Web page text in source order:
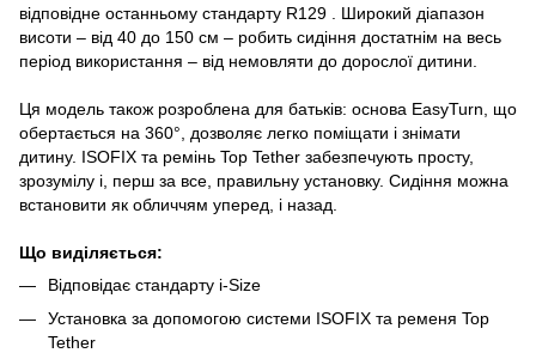
відповідне останньому стандарту R129 . Широкий діапазон
висоти – від 40 до 150 см – робить сидіння достатнім на весь
період використання – від немовляти до дорослої дитини.
Ця модель також розроблена для батьків: основа EasyTurn, що
обертається на 360°, дозволяє легко поміщати і знімати
дитину. ISOFIX та ремінь Top Tether забезпечують просту,
зрозумілу і, перш за все, правильну установку. Сидіння можна
встановити як обличчям уперед, і назад.
Що виділяється:
Відповідає стандарту i-Size
Установка за допомогою системи ISOFIX та ременя Top
Tether